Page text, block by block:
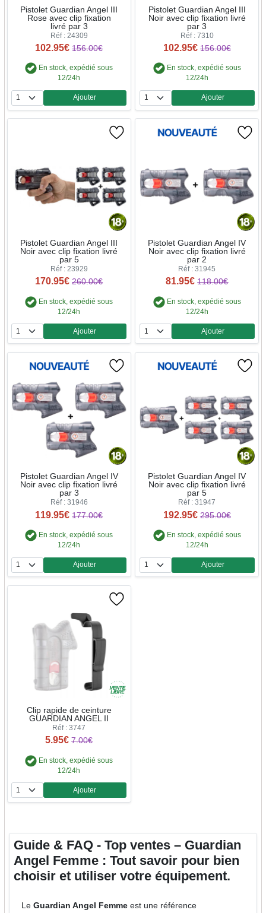
Pistolet Guardian Angel III
Rose avec clip fixation
livré par 3
Réf : 24309
102.95€ 156.00€
En stock, expédié sous
12/24h
Quantité
Ajouter
Pistolet Guardian Angel III
Noir avec clip fixation livré
par 3
Réf : 7310
102.95€ 156.00€
En stock, expédié sous
12/24h
Quantité
Ajouter
Pistolet Guardian Angel III
Noir avec clip fixation livré
par 5
Réf : 23929
170.95€ 260.00€
En stock, expédié sous
12/24h
Quantité
Ajouter
Pistolet Guardian Angel IV
Noir avec clip fixation livré
par 2
Réf : 31945
81.95€ 118.00€
En stock, expédié sous
12/24h
Quantité
Ajouter
Pistolet Guardian Angel IV
Noir avec clip fixation livré
par 3
Réf : 31946
119.95€ 177.00€
En stock, expédié sous
12/24h
Quantité
Ajouter
Pistolet Guardian Angel IV
Noir avec clip fixation livré
par 5
Réf : 31947
192.95€ 295.00€
En stock, expédié sous
12/24h
Quantité
Ajouter
Clip rapide de ceinture
GUARDIAN ANGEL II
Réf : 3747
5.95€ 7.00€
En stock, expédié sous
12/24h
Quantité
Ajouter
Guide & FAQ - Top ventes – Guardian
Angel Femme : Tout savoir pour bien
choisir et utiliser votre équipement.
LeGuardian Angel Femme est une référence